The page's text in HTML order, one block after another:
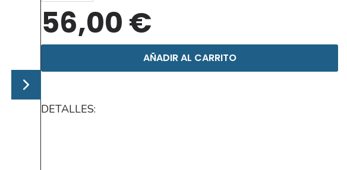
56,00 €
AÑADIR AL CARRITO
DETALLES: